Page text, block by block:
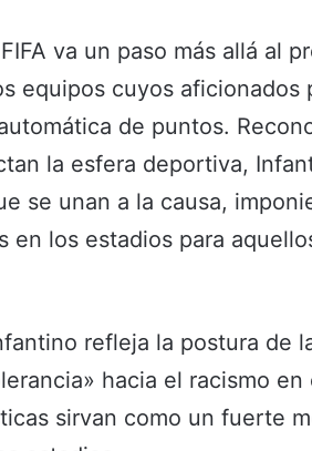
va un paso más allá al
equipos cuyos aficionados
de puntos.
la esfera deportiva,
se unan a la causa,
en los estadios para
refleja la postura de
hacia el racismo
sirvan como un fuerte